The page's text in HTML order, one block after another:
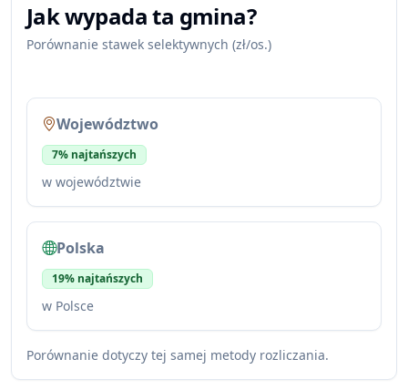
Jak wypada ta gmina?
Porównanie stawek selektywnych (zł/os.)
Województwo
7% najtańszych
w województwie
Polska
19% najtańszych
w Polsce
Porównanie dotyczy tej samej metody rozliczania.